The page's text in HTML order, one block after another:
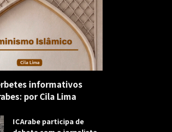
informativos
por Cila Lima
ICArabe participa de